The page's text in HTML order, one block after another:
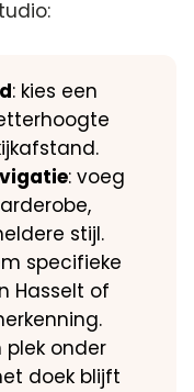
: kies een
: voeg
stijl.
specifieke
Hasselt of
plek onder
doek blijft